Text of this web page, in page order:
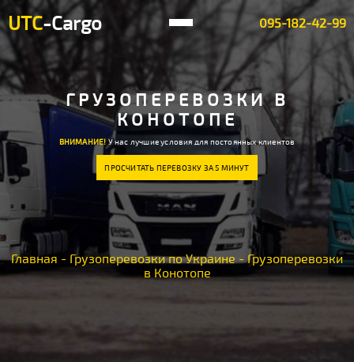
UTC-Cargo 095-182-42-99
ГРУЗОПЕРЕВОЗКИ В
КОНОТОПЕ
ВНИМАНИЕ!У нас лучшие условия для постоянных клиентов
ПРОСЧИТАТЬ ПЕРЕВОЗКУ ЗА 5 МИНУТ
Главная - Грузоперевозки по Украине -Грузоперевозки
в Конотопе